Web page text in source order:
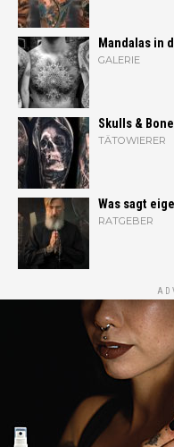
Mandalas in
GALERIE
Skulls &
TÄTOWIERER
Was sagt
RATGEBER